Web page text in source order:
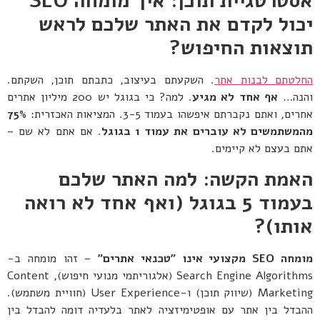
יכול לקדם את האתר שלכם לראש
תוצאות החיפוש?
החלטתם לבנות אתר. השקעתם בעיצוב, כתבתם תוכן, השקתם.
והנה… אף אחד לא מגיע
. למה? כי בגוגל יש 200 מיליון אתרים
אחרים, ואתם נקברתם איפשהו בעמוד 3-5. המציאות האכזרית:
75%
מהמשתמשים לא עוברים את עמוד 1 בגוגל
. אם אתם לא שם –
אתם בעצם לא קיימים.
האמת הקשה: למה האתר שלכם
בעמוד 5 בגוגל (ואף אחד לא רואה
אותו)?
מומחה מקצועי אינו "טכנאי אתרים"– זהו מומחה ב-
Search Engine Algorithms (אלגוריתמי מנועי חיפוש), Content
Marketing (שיווק תוכן) ו-User Experience (חוויית משתמש).
ההבדל בין אתר עם אופטימיזציה לאתר בלעדיה דומה להבדל בין